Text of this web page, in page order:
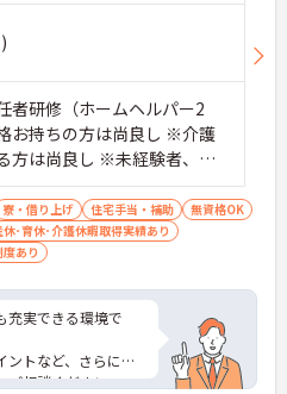
者研修（ホームヘルパー2
お持ちの方は尚良し ※介護
方は尚良し ※未経験者、無
寮・借り上げ 住宅手当・補助
無資格OK
休･育休･介護休暇取得実績あり
あり
充実できる環境で
ントなど、さらに詳
ご相談ください。